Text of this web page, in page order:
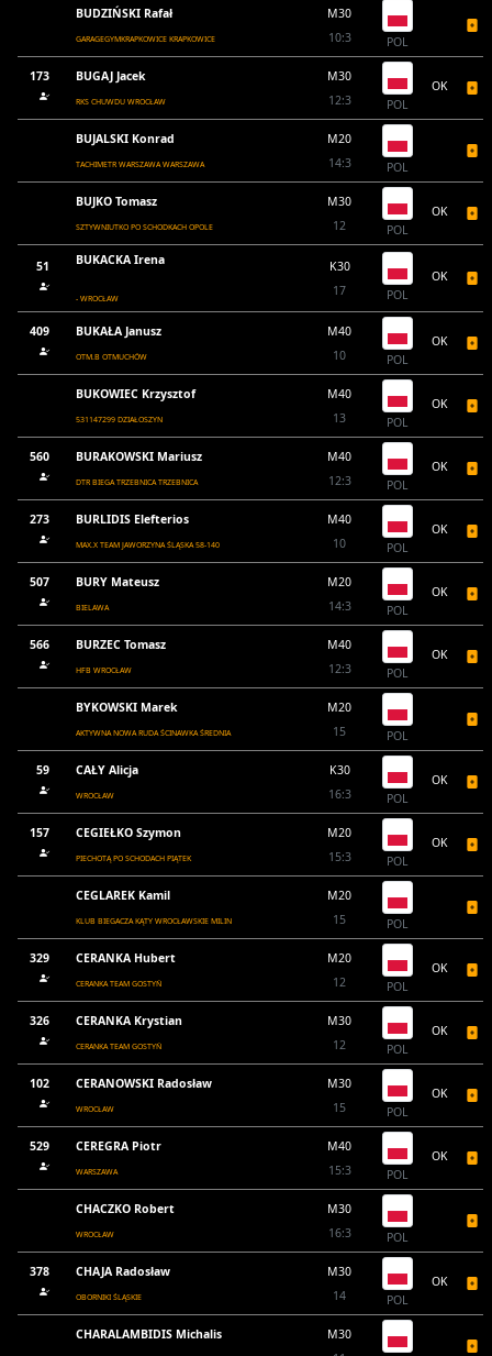
BUDZIŃSKI Rafał
GARAGEGYMKRAPKOWICE KRAPKOWICE
M30
10:3
POL
173 BUGAJ Jacek
RKS CHUWDU WROCŁAW
M30
12:3
POL
OK
BUJALSKI Konrad
TACHIMETR WARSZAWA WARSZAWA
M20
14:3
POL
BUJKO Tomasz
SZTYWNIUTKO PO SCHODKACH OPOLE
M30
12
POL
OK
51 BUKACKA Irena
- WROCŁAW
K30
17
POL
OK
409 BUKAŁA Janusz
OTM.B OTMUCHÓW
M40
10
POL
OK
BUKOWIEC Krzysztof
531147299 DZIAŁOSZYN
M40
13
POL
OK
560 BURAKOWSKI Mariusz
DTR BIEGA TRZEBNICA TRZEBNICA
M40
12:3
POL
OK
273 BURLIDIS Elefterios
MAX.X TEAM JAWORZYNA ŚLĄSKA 58-140
M40
10
POL
OK
507 BURY Mateusz
BIELAWA
M20
14:3
POL
OK
566 BURZEC Tomasz
HFB WROCŁAW
M40
12:3
POL
OK
BYKOWSKI Marek
AKTYWNA NOWA RUDA ŚCINAWKA ŚREDNIA
M20
15
POL
59 CAŁY Alicja
WROCŁAW
K30
16:3
POL
OK
157 CEGIEŁKO Szymon
PIECHOTĄ PO SCHODACH PIĄTEK
M20
15:3
POL
OK
CEGLAREK Kamil
KLUB BIEGACZA KĄTY WROCŁAWSKIE MILIN
M20
15
POL
329 CERANKA Hubert
CERANKA TEAM GOSTYŃ
M20
12
POL
OK
326 CERANKA Krystian
CERANKA TEAM GOSTYŃ
M30
12
POL
OK
102 CERANOWSKI Radosław
WROCŁAW
M30
15
POL
OK
529 CEREGRA Piotr
WARSZAWA
M40
15:3
POL
OK
CHACZKO Robert
WROCŁAW
M30
16:3
POL
378 CHAJA Radosław
OBORNIKI ŚLĄSKIE
M30
14
POL
OK
CHARALAMBIDIS Michalis
M30